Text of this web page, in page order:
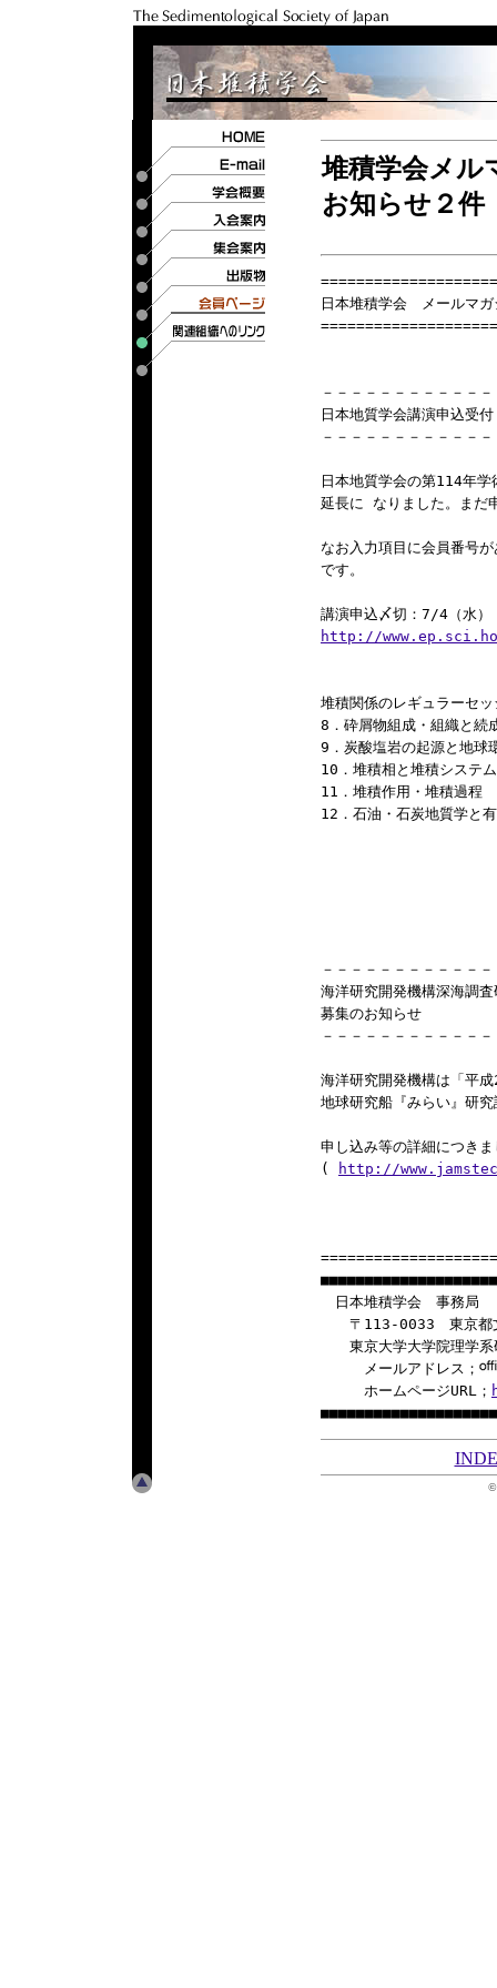
堆積学会メル
お知らせ２件
日本堆積学会　メールマ
－－－－－－－－－－－
日本地質学会講演申込受
－－－－－－－－－－－
日本地質学会の第114年
延長に なりました。まだ
なお入力項目に会員番号
です。
http://
堆積関係のレギュラーセ
8．砕屑物組成・組織と続
9．炭酸塩岩の起源と地球
10．堆積相と堆積システ
11．堆積作用・堆積過程
12．石油・石炭地質学と
－－－－－－－－－－－
海洋研究開発機構深海調
募集のお知らせ
－－－－－－－－－－－
海洋研究開発機構は「平
地球研究船『みらい』研
申し込み等の詳細につき
(
http://
日本堆積学会　事務局
〒113-0033　東京都
東京大学大学院理学系
メールアドレス；
ホームページURL；